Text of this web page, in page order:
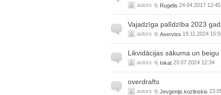
autors Rugelis 24.04.2017 12:45
Vajadzīga palīdzība 2023
autors Aserviss 19.11.2024
Likvidācijas sākuma un beigu
autors Inkat 23.07.2024 12:34
overdrafts
autors Jevgenijs.kozlinskis